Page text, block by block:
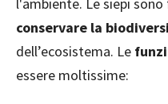
l'ambiente. Le siepi
conservare la
dell’ecosistema. Le
essere moltissime: